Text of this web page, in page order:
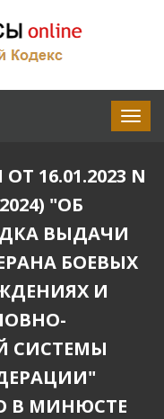
16.01.2023 N
"ОБ
ВЫДАЧИ
БОЕВЫХ
И
СИСТЕМЫ
В МИНЮСТЕ